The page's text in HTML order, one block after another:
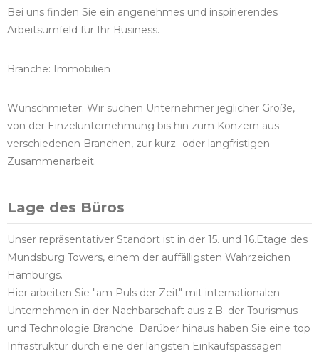
Bei uns finden Sie ein angenehmes und inspirierendes
Arbeitsumfeld für Ihr Business.
Branche: Immobilien
Wunschmieter: Wir suchen Unternehmer jeglicher Größe,
von der Einzelunternehmung bis hin zum Konzern aus
verschiedenen Branchen, zur kurz- oder langfristigen
Zusammenarbeit.
Lage des Büros
Unser repräsentativer Standort ist in der 15. und 16.Etage des
Mundsburg Towers, einem der auffälligsten Wahrzeichen
Hamburgs.
Hier arbeiten Sie "am Puls der Zeit" mit internationalen
Unternehmen in der Nachbarschaft aus z.B. der Tourismus-
und Technologie Branche. Darüber hinaus haben Sie eine top
Infrastruktur durch eine der längsten Einkaufspassagen